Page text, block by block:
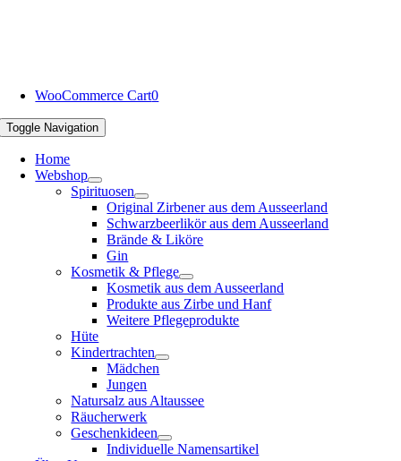
WooCommerce Cart0
Toggle Navigation
Home
Webshop
Spirituosen
Original Zirbener aus dem Ausseerland
Schwarzbeerlikör aus dem Ausseerland
Brände & Liköre
Gin
Kosmetik & Pflege
Kosmetik aus dem Ausseerland
Produkte aus Zirbe und Hanf
Weitere Pflegeprodukte
Hüte
Kindertrachten
Mädchen
Jungen
Natursalz aus Altaussee
Räucherwerk
Geschenkideen
Individuelle Namensartikel